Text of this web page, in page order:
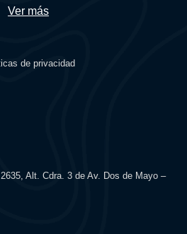
Ver más
de privacidad
Alt. Cdra. 3 de Av. Dos de Mayo –